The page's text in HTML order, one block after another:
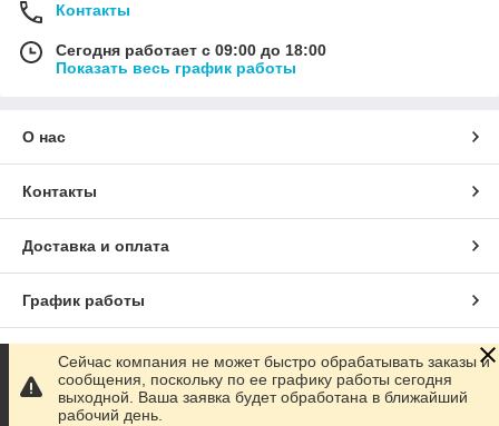
Контакты
Сегодня работает с 09:00 до 18:00
Показать весь график работы
О нас
Контакты
Доставка и оплата
График работы
Полная версия сайта
Сайт создан на маркетплейсе Satu.kz
Сейчас компания не может быстро обрабатывать заказы и
сообщения, поскольку по ее графику работы сегодня
выходной. Ваша заявка будет обработана в ближайший
рабочий день.